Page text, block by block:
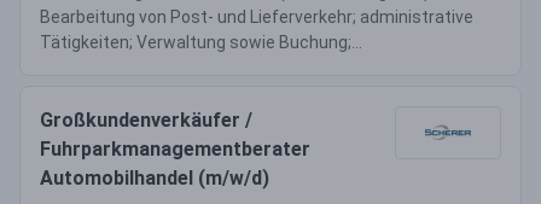
Bearbeitung von Post- und Lieferverkehr; administrative
Tätigkeiten; Verwaltung sowie Buchung;...
Großkundenverkäufer /
Fuhrparkmanagementberater
Automobilhandel (m/w/d)